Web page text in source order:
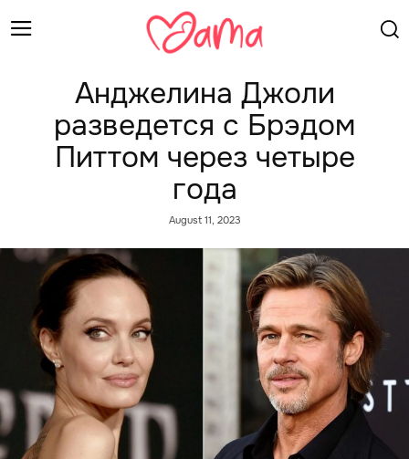
Анджелина Джоли
разведется с Брэдом
Питтом через четыре
года
August 11, 2023